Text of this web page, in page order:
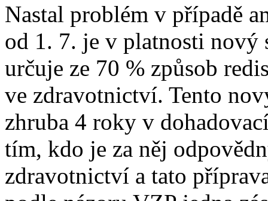
Nastal problém v případě
od 1. 7. je v platnosti nový
určuje ze 70 % způsob
ve zdravotnictví. Tento
zhruba 4 roky v
tím, kdo je za něj
zdravotnictví a tato